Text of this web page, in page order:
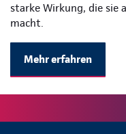
starke Wirkung, die sie
macht.
Mehr erfahren